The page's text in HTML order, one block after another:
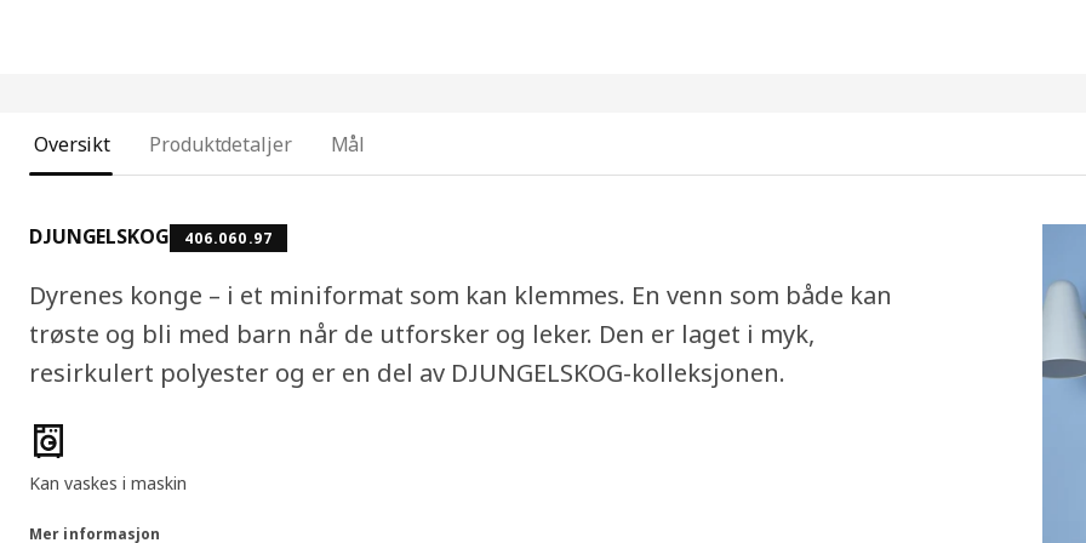
Oversikt Produktdetaljer Mål
DJUNGELSKOG 406.060.97
Dyrenes konge – i et miniformat som kan klemmes. En venn som både kan
trøste og bli med barn når de utforsker og leker. Den er laget i myk,
resirkulert polyester og er en del av DJUNGELSKOG-kolleksjonen.
Produktfunksjoner
Kan vaskes i maskin
Mer informasjon